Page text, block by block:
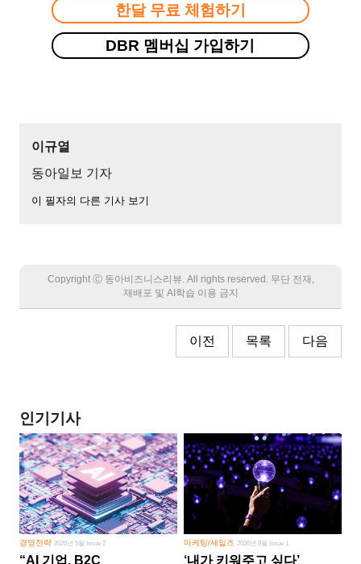
한달 무료 체험하기
DBR 멤버십 가입하기
이규열
동아일보 기자
이 필자의 다른 기사 보기
Copyright Ⓒ 동아비즈니스리뷰. All rights reserved. 무단 전재,
재배포 및 AI학습 이용 금지
이전 목록 다음
인기기사
경영전략 2026년 5월 Issue 2
“AI 기업, B2C
마케팅/세일즈 2026년 8월 Issue 1
‘내가 키워주고 싶다’